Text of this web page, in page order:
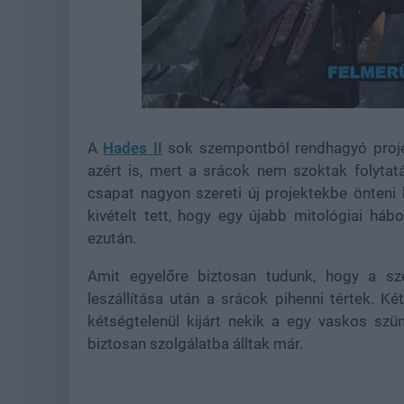
Unmute
21.86%
A Hades II sok szempontból rendhagyó
azért is, mert a srácok nem szoktak
csapat nagyon szereti új projektekbe
kivételt tett, hogy egy újabb mitológiai
ezután.
Amit egyelőre biztosan tudunk, hogy a
leszállítása után a srácok pihenni tértek.
kétségtelenül kijárt nekik a egy vaskos
biztosan szolgálatba álltak már.